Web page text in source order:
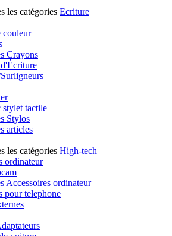
les catégories Ecriture
couleur
Crayons
stylet tactile
Stylos
articles
les catégories High-tech
ordinateur
Accessoires ordinateur
pour telephone